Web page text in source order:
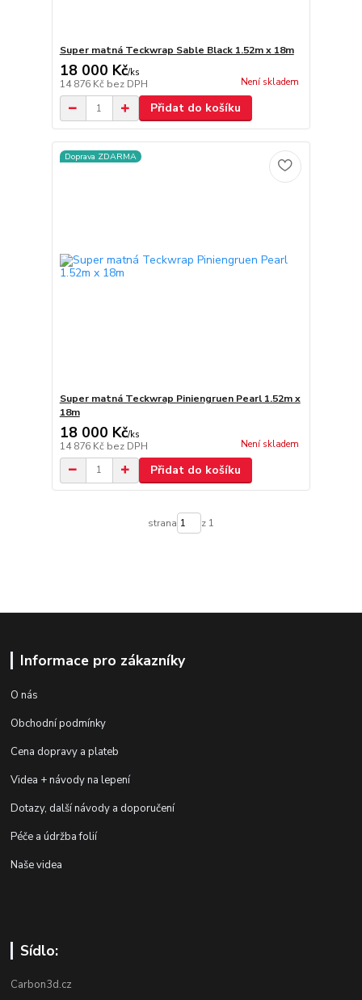
Super matná Teckwrap Sable Black 1.52m x 18m
18 000 Kč/ks
14 876 Kč bez DPH Není skladem
Přidat do košíku
Doprava ZDARMA
Super matná Teckwrap Piniengruen Pearl 1.52m x
18m
18 000 Kč/ks
14 876 Kč bez DPH Není skladem
Přidat do košíku
strana z 1
Informace pro zákazníky
O nás
Obchodní podmínky
Cena dopravy a plateb
Videa + návody na lepení
Dotazy, další návody a doporučení
Péče a údržba folií
Naše videa
Sídlo:
Carbon3d.cz